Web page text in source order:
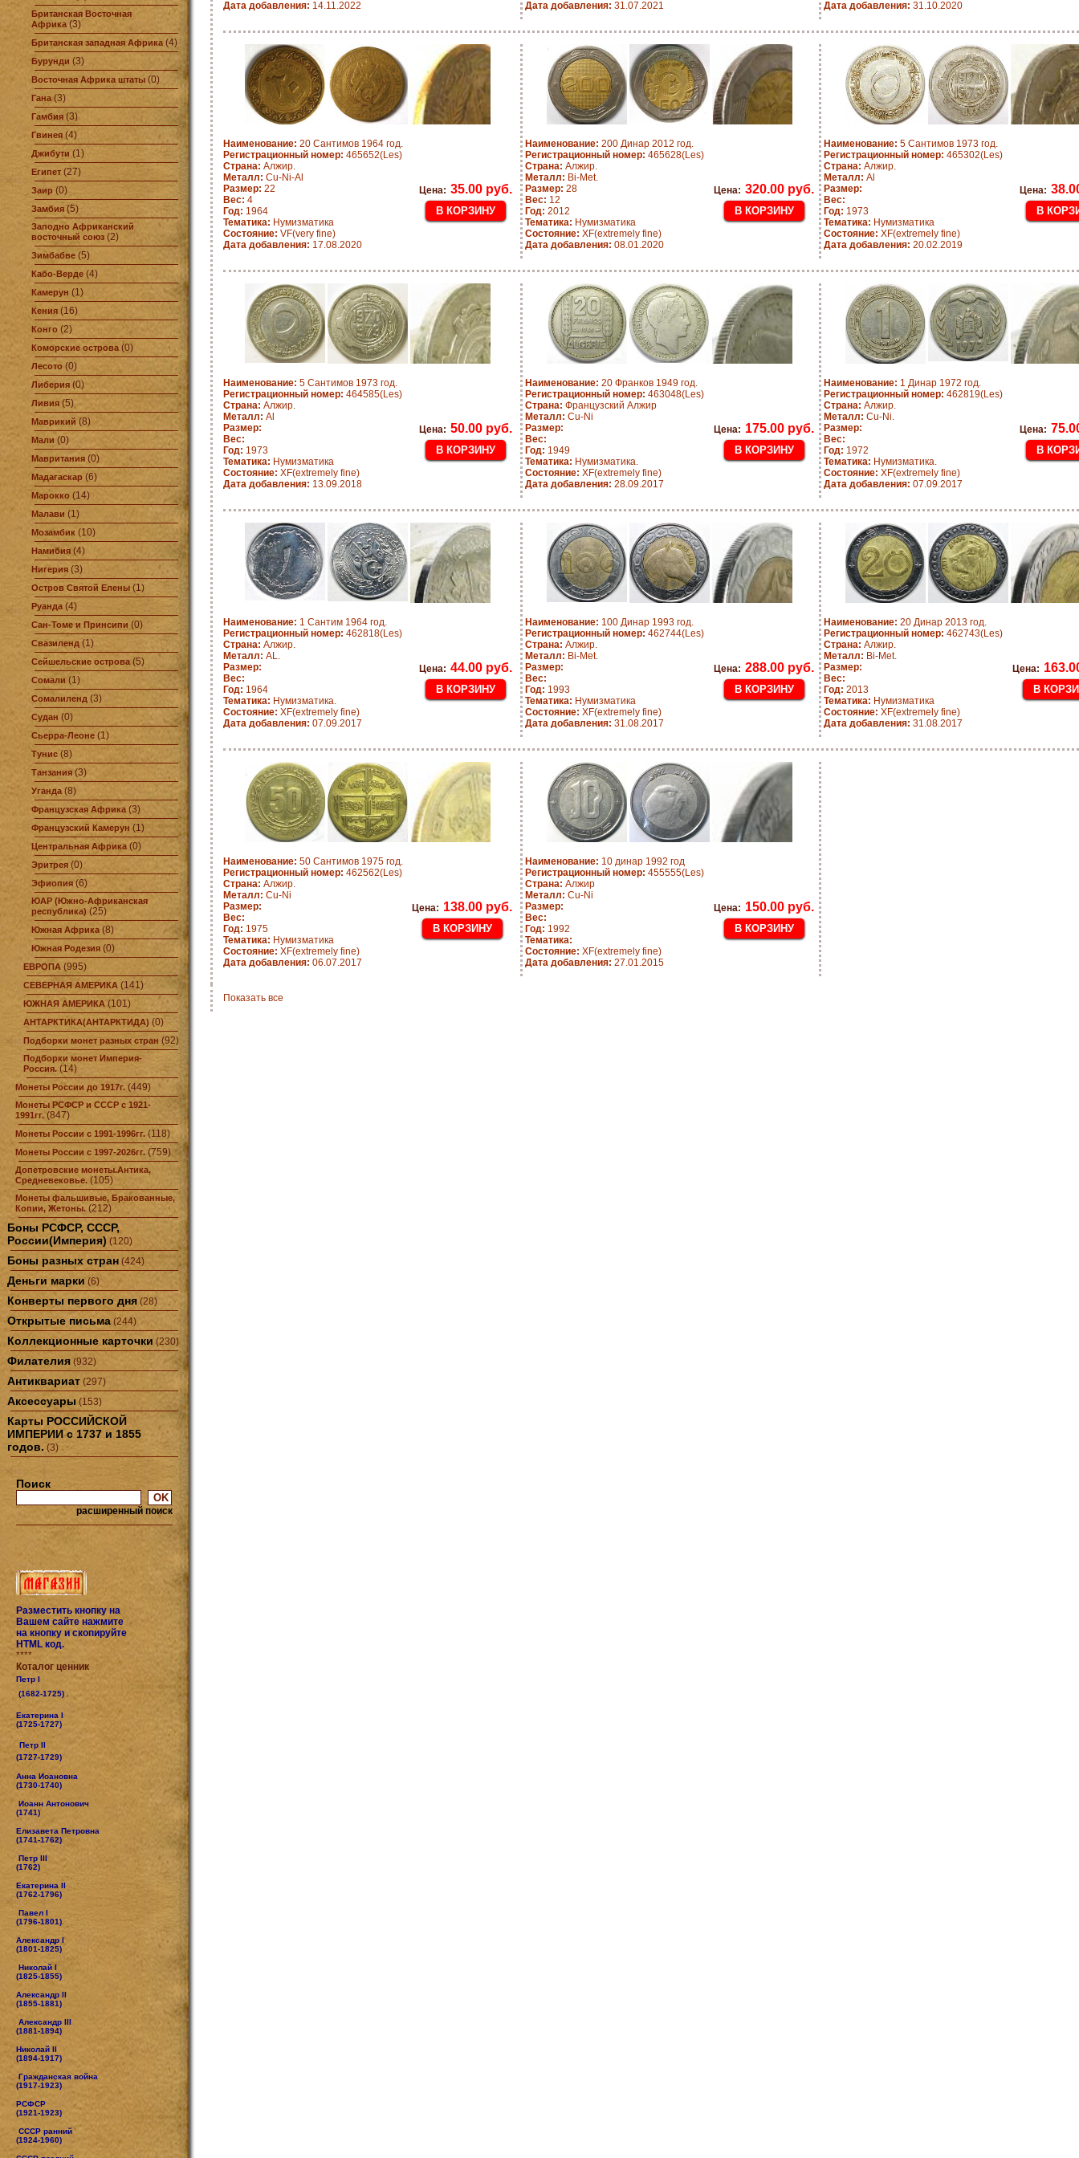
Британская Восточная
Африка (3)
Британская западная Африка (4)
Бурунди (3)
Восточная Африка штаты (0)
Гана(3)
Гамбия (3)
Гвинея (4)
Джибути (1)
Египет (27)
Заир (0)
Замбия (5)
Заподно Африканский
восточный союз (2)
Зимбабве (5)
Кабо-Верде (4)
Камерун (1)
Кения (16)
Конго (2)
Коморские острова(0)
Лесото (0)
Либерия (0)
Ливия (5)
Маврикий (8)
Мали (0)
Мавритания (0)
Мадагаскар (6)
Марокко (14)
Малави (1)
Мозамбик (10)
Намибия (4)
Нигерия (3)
Остров Святой Елены (1)
Руанда (4)
Сан-Томе и Принсипи (0)
Свазиленд (1)
Сейшельские острова(5)
Сомали (1)
Сомалиленд (3)
Судан (0)
Сьерра-Леоне (1)
Тунис (8)
Танзания (3)
Уганда(8)
Французская Африка(3)
Французский Камерун (1)
Центральная Африка (0)
Эритрея (0)
Эфиопия(6)
ЮАР (Южно-Африканская
республика) (25)
Южная Африка (8)
Южная Родезия (0)
ЕВРОПА (995)
СЕВЕРНАЯ АМЕРИКА (141)
ЮЖНАЯ АМЕРИКА (101)
АНТАРКТИКА(АНТАРКТИДА) (0)
Подборки монет разных стран (92)
Подборки монет Империя-
Россия. (14)
Монеты России до 1917г. (449)
Монеты РСФСР и СССР с 1921-
1991гг. (847)
Монеты России с 1991-1996гг. (118)
Монеты России с 1997-2026гг. (759)
Допетровские монеты.Антика,
Средневековье. (105)
Монеты фальшивые, Бракованные,
Копии, Жетоны. (212)
Боны РСФСР, СССР,
России(Империя) (120)
Боны разных стран (424)
Деньги марки (6)
Конверты первого дня (28)
Открытые письма (244)
Коллекционные карточки (230)
Филателия (932)
Антиквариат (297)
Аксессуары (153)
Карты РОССИЙСКОЙ
ИМПЕРИИ с 1737 и 1855
годов. (3)
Поиск
расширенный поиск
Разместить кнопку на
Вашем сайте нажмите
на кнопку и скопируйте
HTML код.
****
Коталог ценник
Петр I
(1682-1725) .
Екатерина I
(1725-1727)
Петр II
(1727-1729)
Анна Иоановна
(1730-1740)
Иоанн Антонович
(1741)
Елизавета Петровна
(1741-1762)
Петр III
(1762)
Екатерина II
(1762-1796)
Павел I
(1796-1801)
Александр I
(1801-1825)
Николай I
(1825-1855)
Александр II
(1855-1881)
Александр III
(1881-1894)
Николай II
(1894-1917)
Гражданская война
(1917-1923)
РСФСР
(1921-1923)
СССР ранний
(1924-1960)
Дата добавления: 14.11.2022
Дата добавления: 31.07.2021
Дата добавления: 31.10.2020
Наименование: 20 Сантимов 1964 год.
Регистрационный номер: 465652(Les)
Страна: Алжир.
Металл: Cu-Ni-Al
Размер: 22
Вес: 4
Год: 1964
Тематика: Нумизматика
Состояние: VF(very fine)
Дата добавления: 17.08.2020
Цена: 35.00 руб.
Наименование: 200 Динар 2012 год.
Регистрационный номер: 465628(Les)
Страна: Алжир.
Металл: Bi-Met.
Размер: 28
Вес: 12
Год: 2012
Тематика: Нумизматика
Состояние: XF(extremely fine)
Дата добавления: 08.01.2020
Цена: 320.00 руб.
Наименование: 5 Сантимов 1973 год.
Регистрационный номер: 465302(Les)
Страна: Алжир.
Металл: Al
Размер:
Вес:
Год: 1973
Тематика: Нумизматика
Состояние: XF(extremely fine)
Дата добавления: 20.02.2019
Цена:
Наименование: 5 Сантимов 1973 год.
Регистрационный номер: 464585(Les)
Страна: Алжир.
Металл: Al
Размер:
Вес:
Год: 1973
Тематика: Нумизматика
Состояние: XF(extremely fine)
Дата добавления: 13.09.2018
Цена: 50.00 руб.
Наименование: 20 Франков 1949 год.
Регистрационный номер: 463048(Les)
Страна: Французский Алжир
Металл: Cu-Ni
Размер:
Вес:
Год: 1949
Тематика: Нумизматика.
Состояние: XF(extremely fine)
Дата добавления: 28.09.2017
Цена: 175.00 руб.
Наименование: 1 Динар 1972 год.
Регистрационный номер: 462819(Les)
Страна: Алжир.
Металл: Cu-Ni.
Размер:
Вес:
Год: 1972
Тематика: Нумизматика.
Состояние: XF(extremely fine)
Дата добавления: 07.09.2017
Цена:
Наименование: 1 Сантим 1964 год.
Регистрационный номер: 462818(Les)
Страна: Алжир.
Металл: AL.
Размер:
Вес:
Год: 1964
Тематика: Нумизматика.
Состояние: XF(extremely fine)
Дата добавления: 07.09.2017
Цена: 44.00 руб.
Наименование: 100 Динар 1993 год.
Регистрационный номер: 462744(Les)
Страна: Алжир.
Металл: Bi-Met.
Размер:
Вес:
Год: 1993
Тематика: Нумизматика
Состояние: XF(extremely fine)
Дата добавления: 31.08.2017
Цена: 288.00 руб.
Наименование: 20 Динар 2013 год.
Регистрационный номер: 462743(Les)
Страна: Алжир.
Металл: Bi-Met.
Размер:
Вес:
Год: 2013
Тематика: Нумизматика
Состояние: XF(extremely fine)
Дата добавления: 31.08.2017
Цена:
Наименование: 50 Сантимов 1975 год.
Регистрационный номер: 462562(Les)
Страна: Алжир.
Металл: Cu-Ni
Размер:
Вес:
Год: 1975
Тематика: Нумизматика
Состояние: XF(extremely fine)
Дата добавления: 06.07.2017
Цена: 138.00 руб.
Наименование: 10 динар 1992 год
Регистрационный номер: 455555(Les)
Страна: Алжир
Металл: Cu-Ni
Размер:
Вес:
Год: 1992
Тематика:
Состояние: XF(extremely fine)
Дата добавления: 27.01.2015
Цена: 150.00 руб.
Показать все